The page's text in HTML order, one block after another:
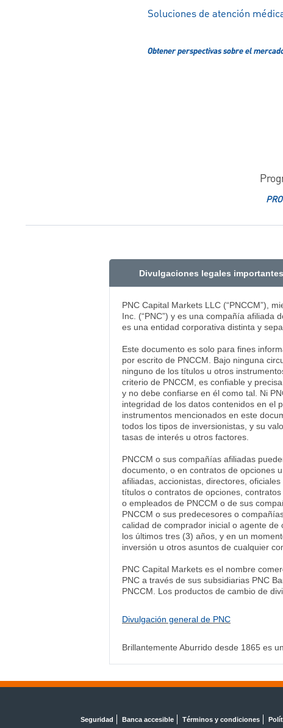
Soluciones de atención
Obtener perspectivas sobre el
Divulgaciones legales
PNC Capital Markets LLC (“PNCCM”),
Inc. (“PNC”) y es una compañía afiliada
es una entidad corporativa distinta y
Este documento es solo para fines
por escrito de PNCCM. Bajo ninguna
ninguno de los títulos u otros
criterio de PNCCM, es confiable y
y no debe confiarse en él como tal. Ni
integridad de los datos contenidos en el
instrumentos mencionados en este
todos los tipos de inversionistas, y su
tasas de interés u otros factores.
PNCCM o sus compañías afiliadas
documento, o en contratos de opciones
afiliadas, accionistas, directores,
títulos o contratos de opciones,
o empleados de PNCCM o de sus
PNCCM o sus predecesores o
calidad de comprador inicial o agente
los últimos tres (3) años, y en un
inversión u otros asuntos de cualquier
PNC Capital Markets es el nombre
PNC a través de sus subsidiarias PNC
PNCCM. Los productos de cambio de
Divulgación general de PNC
Brillantemente Aburrido desde 1865 es
Seguridad Banca accesible Términos y condiciones